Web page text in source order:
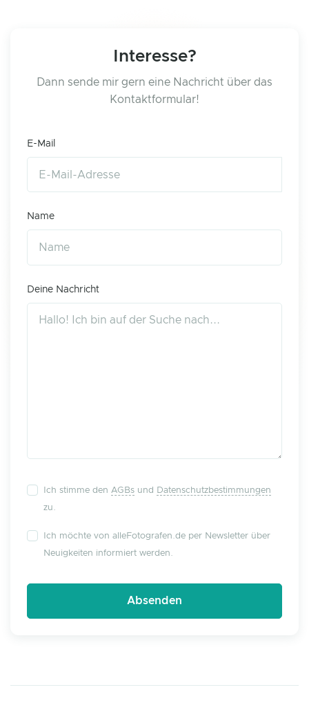
Interesse?
Dann sende mir gern eine Nachricht über das
Kontaktformular!
E-Mail
Name
Deine Nachricht
Ich stimme den AGBs und
Datenschutzbestimmungen
zu.
Ich möchte von alleFotografen.de per Newsletter über
Neuigkeiten informiert werden.